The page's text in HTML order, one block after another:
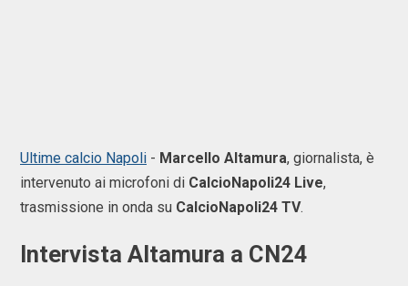
Ultime calcio Napoli - Marcello Altamura, giornalista, è
intervenuto ai microfoni di CalcioNapoli24 Live,
trasmissione in onda su CalcioNapoli24 TV.
Intervista Altamura a CN24